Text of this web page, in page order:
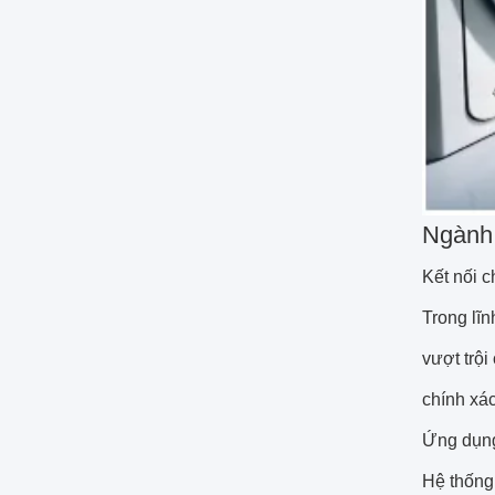
Kết nối
Trong
vượt trội
chính
Ứng
Hệ